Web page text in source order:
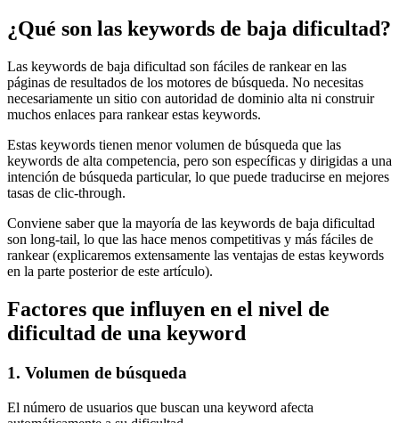
¿Qué son las keywords de baja dificultad?
Las keywords de baja dificultad son fáciles de rankear en las
páginas de resultados de los motores de búsqueda. No necesitas
necesariamente un sitio con autoridad de dominio alta ni construir
muchos enlaces para rankear estas keywords.
Estas keywords tienen menor volumen de búsqueda que las
keywords de alta competencia, pero son específicas y dirigidas a una
intención de búsqueda particular, lo que puede traducirse en mejores
tasas de clic-through.
Conviene saber que la mayoría de las keywords de baja dificultad
son long-tail, lo que las hace menos competitivas y más fáciles de
rankear (explicaremos extensamente las ventajas de estas keywords
en la parte posterior de este artículo).
Factores que influyen en el nivel de
dificultad de una keyword
1. Volumen de búsqueda
El número de usuarios que buscan una keyword afecta